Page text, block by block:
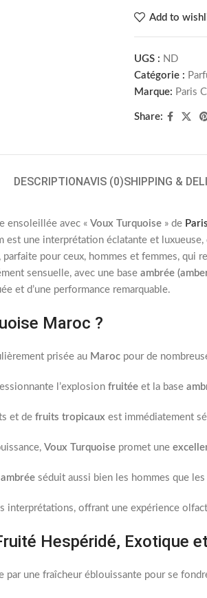
Add to
UGS : ND
Catégorie :
Marque: Paris
Share:
DESCRIPTIONAVIS (0)SHIPPING &
ensoleillée avec « Voux Turquoise » de
est une interprétation éclatante et
parfaite pour ceux, hommes et femmes, qui
sensuelle, avec une base ambrée
et d’une performance remarquable.
Maroc ?
prisée au Maroc pour de
l’explosion fruitée et la base
et de fruits tropicaux est immédiatement
Voux Turquoise promet une
ambrée séduit aussi bien les hommes que
interprétations, offrant une expérience
Hespéridé, Exotique
une fraîcheur éblouissante pour se